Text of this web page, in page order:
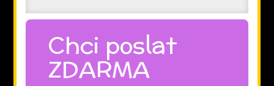
Chci poslat
ZDARMA